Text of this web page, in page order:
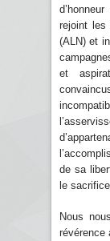
rejoint les
(ALN) et
et
de sa
le sacrifice.
Nous
révérence